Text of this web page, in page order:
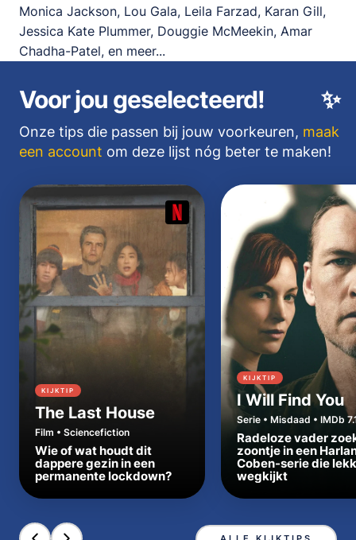
Monica Jackson, Lou Gala, Leila Farzad, Karan Gill,
Jessica Kate Plummer, Douggie McMeekin, Amar
Chadha-Patel, en meer...
✨
Voor jou geselecteerd!
Onze tips die passen bij jouw voorkeuren, maak
een account om deze lijst nóg beter te maken!
KIJKTIP
The Last House
Film • Sciencefiction
Wie of wat houdt dit
dappere gezin in een
permanente lockdown?
KIJKTIP
I Will Find You
Serie • Misdaad • IMDb
Radeloze vader
zoontje in een
Coben-serie die
wegkijkt